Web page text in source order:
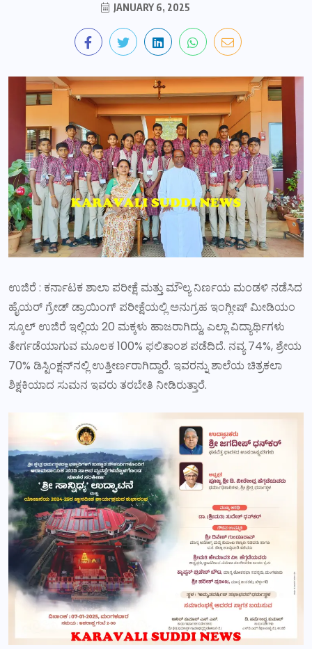
JANUARY 6, 2025
ಉಜಿರೆ : ಕರ್ನಾಟಕ ಶಾಲಾ ಪರೀಕ್ಷೆ ಮತ್ತು ಮೌಲ್ಯ ನಿರ್ಣಯ ಮಂಡಳಿ ನಡೆಸಿದ
ಹೈಯರ್ ಗ್ರೇಡ್ ಡ್ರಾಯಿಂಗ್ ಪರೀಕ್ಷೆಯಲ್ಲಿ ಅನುಗ್ರಹ ಇಂಗ್ಲೀಷ್ ಮೀಡಿಯಂ
ಸ್ಕೂಲ್ ಉಜಿರೆ ಇಲ್ಲಿಯ 20 ಮಕ್ಕಳು ಹಾಜರಾಗಿದ್ದು, ಎಲ್ಲಾ ವಿದ್ಯಾರ್ಥಿಗಳು
ತೇರ್ಗಡೆಯಾಗುವ ಮೂಲಕ 100% ಫಲಿತಾಂಶ ಪಡೆದಿದೆ. ನವ್ಯ 74%, ಶ್ರೇಯ
70% ಡಿಸ್ಟಿಂಕ್ಷನ್‌ನಲ್ಲಿ ಉತ್ತೀರ್ಣರಾಗಿದ್ದಾರೆ. ಇವರನ್ನು ಶಾಲೆಯ ಚಿತ್ರಕಲಾ
ಶಿಕ್ಷಕಿಯಾದ ಸುಮನ ಇವರು ತರಬೇತಿ ನೀಡಿರುತ್ತಾರೆ.